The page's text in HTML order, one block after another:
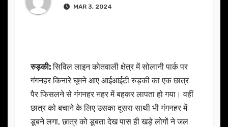
MAR 3, 2024
रुड़की:सिविल लाइन कोतवाली क्षेत्र में सोलानी पार्क पर
गंगनहर किनारे घूमने आए आईआईटी रुड़की का एक छात्र
पैर फिसलने से गंगनहर नहर में बहकर लापता हो गया। वहीं
छात्र को बचाने के लिए उसका दूसरा साथी भी गंगनहर में
डूबने लगा, छात्र को डूबता देख पास ही खड़े लोगों ने जल